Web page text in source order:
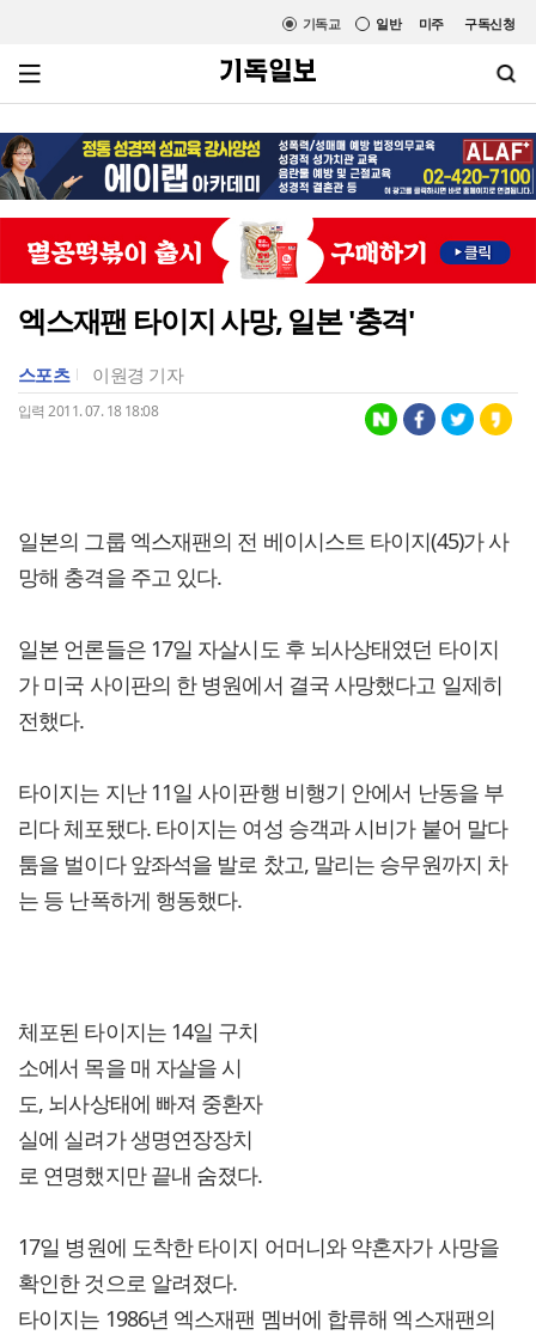
미주 구독신청
일반
기독교
엑스재팬 타이지 사망, 일본 '충격'
스포츠 이원경 기자
입력 2011. 07. 18 18:08
일본의 그룹 엑스재팬의 전 베이시스트 타이지(45)가 사
망해 충격을 주고 있다.
일본 언론들은 17일 자살시도 후 뇌사상태였던 타이지
가 미국 사이판의 한 병원에서 결국 사망했다고 일제히
전했다.
타이지는 지난 11일 사이판행 비행기 안에서 난동을 부
리다 체포됐다. 타이지는 여성 승객과 시비가 붙어 말다
툼을 벌이다 앞좌석을 발로 찼고, 말리는 승무원까지 차
는 등 난폭하게 행동했다.
체포된 타이지는 14일 구치
소에서 목을 매 자살을 시
도, 뇌사상태에 빠져 중환자
실에 실려가 생명연장장치
로 연명했지만 끝내 숨졌다.
17일 병원에 도착한 타이지 어머니와 약혼자가 사망을
확인한 것으로 알려졌다.
타이지는 1986년 엑스재팬 멤버에 합류해 엑스재팬의